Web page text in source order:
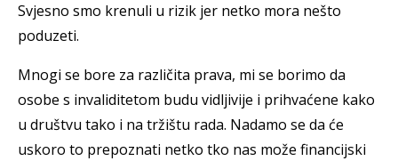
Svjesno smo krenuli u rizik jer netko mora nešto
poduzeti.
Mnogi se bore za različita prava, mi se borimo da
osobe s invaliditetom budu vidljivije i prihvaćene kako
u društvu tako i na tržištu rada. Nadamo se da će
uskoro to prepoznati netko tko nas može financijski